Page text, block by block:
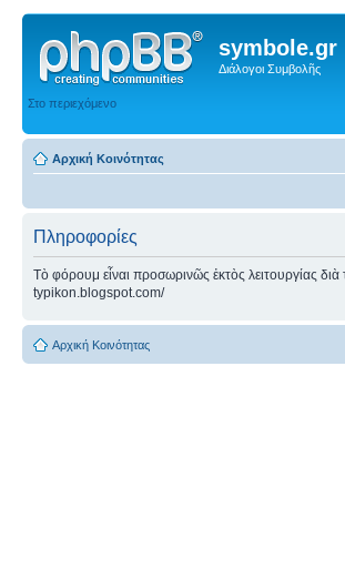
symbole.gr
Διάλογοι Συμβολῆς
Στο περιεχόμενο
Αρχική Κοινότητας
Πληροφορίες
Τὸ φόρουμ εἶναι προσωρινῶς ἐκτὸς λειτουργίας
typikon.blogspot.com/
Αρχική Κοινότητας